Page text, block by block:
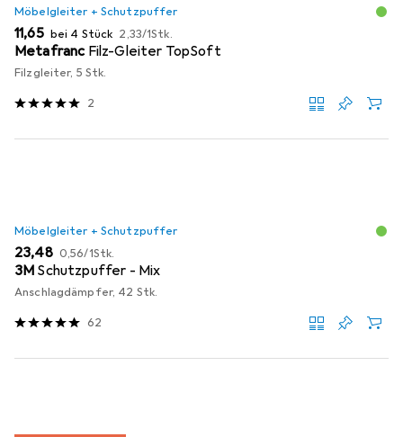
Möbelgleiter + Schutzpuffer
EUR
11,65 bei 4 Stück EUR
2,33/1Stk.
Metafranc Filz-Gleiter TopSoft
Filzgleiter, 5 Stk.
2
Möbelgleiter + Schutzpuffer
EUR
23,48 EUR
0,56/1Stk.
3M Schutzpuffer - Mix
Anschlagdämpfer, 42 Stk.
62